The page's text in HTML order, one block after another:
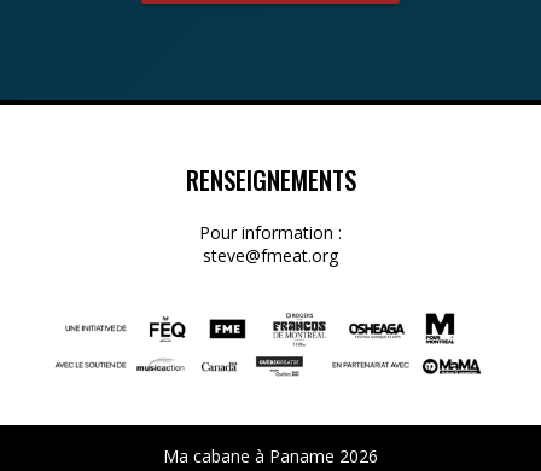
RENSEIGNEMENTS
Pour information :
steve@fmeat.org
Ma cabane à Paname 2026